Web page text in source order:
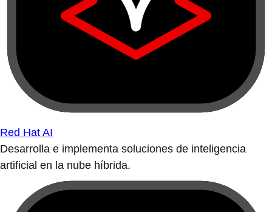
Red Hat AI
Desarrolla e implementa soluciones de inteligencia
artificial en la nube híbrida.